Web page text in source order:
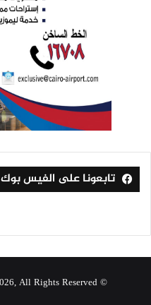
تابعونا على الفيس بوك
© Copyright 2026, All Rights Reserved |